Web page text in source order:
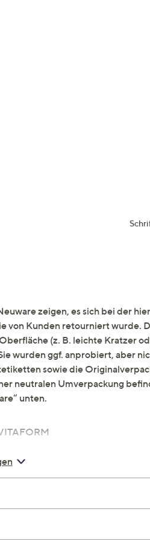
zeigen, es sich bei der hier
von Kunden retourniert wurde.
(z. B. leichte Kratzer
wurden ggf. anprobiert, aber
sowie die
neutralen Umverpackung
unten.